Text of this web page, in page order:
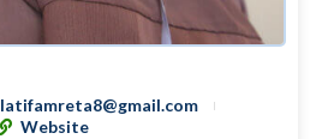
latifamreta8@gmail.com
Website